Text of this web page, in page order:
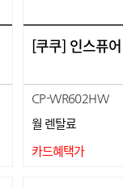
[쿠쿠] 인스퓨
CP-WR602HW
월 렌탈료
카드혜택가